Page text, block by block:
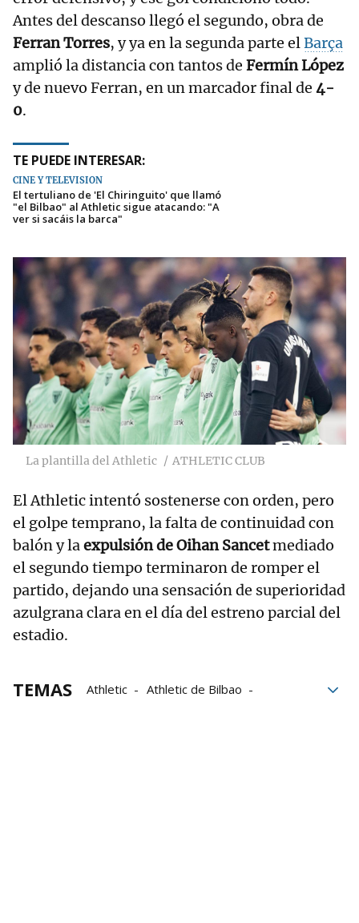
Antes del descanso llegó el segundo, obra de
Ferran Torres, y ya en la segunda parte elBarça
amplió la distancia con tantos de Fermín López
y de nuevo Ferran, en un marcador final de 4-
0.
TE PUEDE INTERESAR:
CINE Y TELEVISIÓN
El tertuliano de 'El Chiringuito' que llamó
"el Bilbao" al Athletic sigue atacando: "A
ver si sacáis la barca"
La plantilla del Athletic ATHLETIC CLUB
El Athletic intentó sostenerse con orden, pero
el golpe temprano, la falta de continuidad con
balón y laexpulsión de Oihan Sancetmediado
el segundo tiempo terminaron de romper el
partido, dejando una sensación de superioridad
azulgrana clara en el día del estreno parcial del
estadio.
TEMAS Athletic
Athletic de Bilbao